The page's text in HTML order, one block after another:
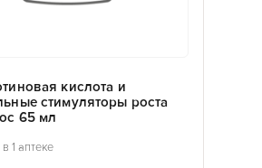
кислота и
стимуляторы роста
65 мл
1 аптеке